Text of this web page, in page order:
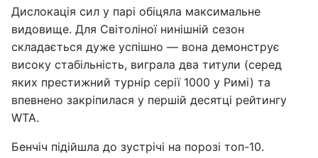
Дислокація сил у парі обіцяла максимальне
видовище. Для Світоліної нинішній сезон
складається дуже успішно — вона демонструє
високу стабільність, виграла два титули (серед
яких престижний турнір серії 1000 у Римі) та
впевнено закріпилася у першій десятці рейтингу
WTA.
Бенчіч підійшла до зустрічі на порозі топ-10.